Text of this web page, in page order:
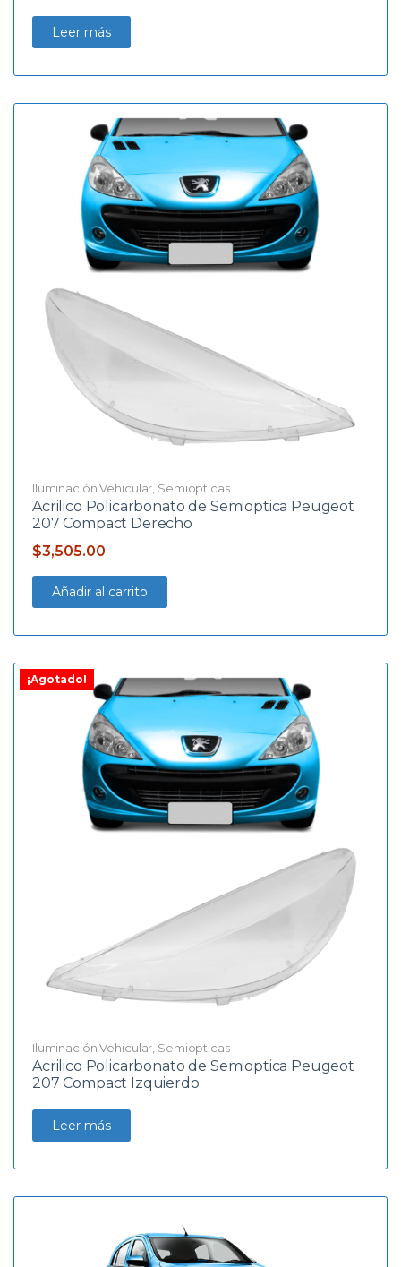
Leer más
Iluminación Vehicular Semiopticas
Acrilico Policarbonato de Semioptica Peugeot
207 Compact Derecho
$3,505.00
Añadir al carrito
¡Agotado!
Iluminación Vehicular Semiopticas
Acrilico Policarbonato de Semioptica Peugeot
207 Compact Izquierdo
Leer más